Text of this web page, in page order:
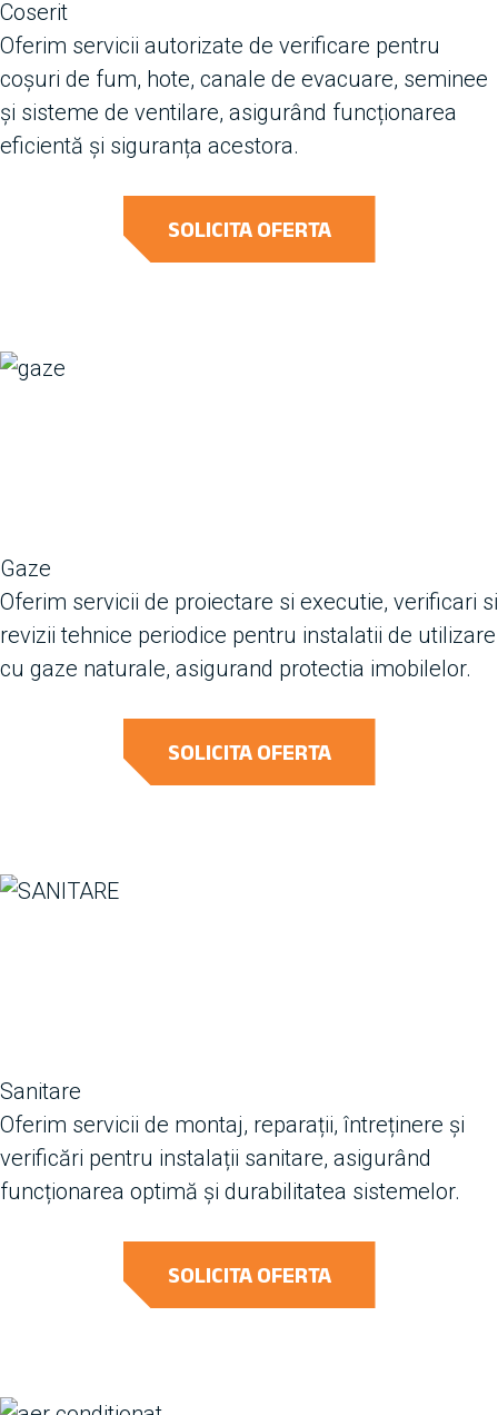
Coserit
Oferim servicii autorizate de verificare pentru
coșuri de fum, hote, canale de evacuare, seminee
și sisteme de ventilare, asigurând funcționarea
eficientă și siguranța acestora.
SOLICITA OFERTA
Gaze
Oferim servicii de proiectare si executie, verificari si
revizii tehnice periodice pentru instalatii de utilizare
cu gaze naturale, asigurand protectia imobilelor.
SOLICITA OFERTA
Sanitare
Oferim servicii de montaj, reparații, întreținere și
verificări pentru instalații sanitare, asigurând
funcționarea optimă și durabilitatea sistemelor.
SOLICITA OFERTA